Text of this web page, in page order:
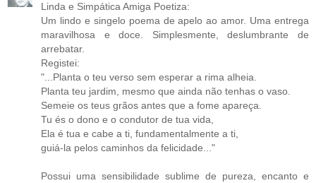
Linda e Simpática Amiga Poetiza:
Um lindo e singelo poema de apelo ao amor. Uma entrega
maravilhosa e doce. Simplesmente, deslumbrante de
arrebatar.
Registei:
"...Planta o teu verso sem esperar a rima alheia.
Planta teu jardim, mesmo que ainda não tenhas o vaso.
Semeie os teus grãos antes que a fome apareça.
Tu és o dono e o condutor de tua vida,
Ela é tua e cabe a ti, fundamentalmente a ti,
guiá-la pelos caminhos da felicidade..."
Possui uma sensibilidade sublime de pureza, encanto e